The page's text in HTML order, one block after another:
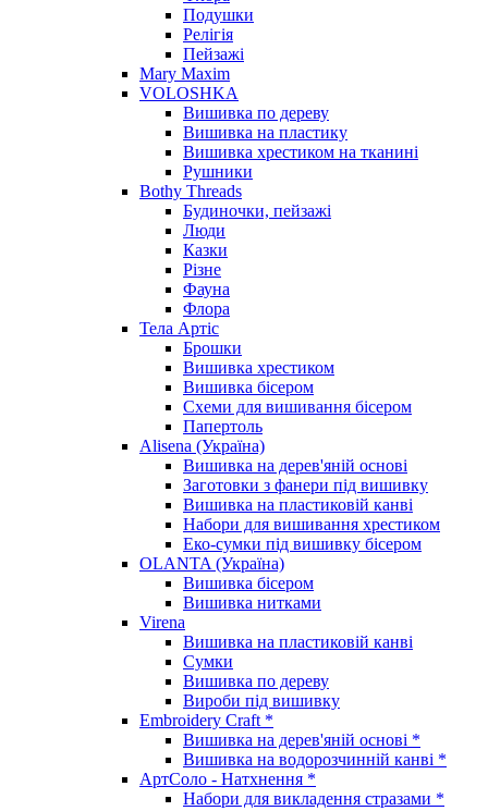
Подушки
Релігія
Пейзажі
Mary Maxim
VOLOSHKA
Вишивка по дереву
Вишивка на пластику
Вишивка хрестиком на тканині
Рушники
Bothy Threads
Будиночки, пейзажі
Люди
Казки
Різне
Фауна
Флора
Тела Артіс
Брошки
Вишивка хрестиком
Вишивка бісером
Схеми для вишивання бісером
Папертоль
Alisena (Україна)
Вишивка на дерев'яній основі
Заготовки з фанери під вишивку
Вишивка на пластиковій канві
Набори для вишивання хрестиком
Еко-сумки під вишивку бісером
OLANTA (Україна)
Вишивка бісером
Вишивка нитками
Virena
Вишивка на пластиковій канві
Сумки
Вишивка по дереву
Вироби під вишивку
Embroidery Craft *
Вишивка на дерев'яній основі *
Вишивка на водорозчинній канві *
АртСоло - Натхнення *
Набори для викладення стразами *